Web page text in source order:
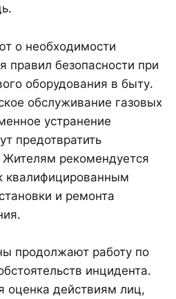
о необходимости
правил безопасности при
оборудования в быту.
обслуживание газовых
устранение
предотвратить
рекомендуется
квалифицированным
и ремонта
продолжают работу по
инцидента.
оценка действиям лиц,